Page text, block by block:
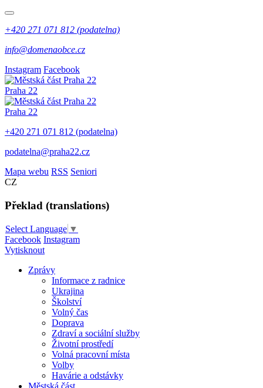
+420 271 071 812 (podatelna)
info@domenaobce.cz
Instagram Facebook
Praha 22
Praha 22
+420 271 071 812 (podatelna)
podatelna@praha22.cz
Mapa webu RSS Seniori
CZ
Překlad (translations)
Select Language ▼
Facebook Instagram
Vytisknout
Zprávy
Informace z radnice
Ukrajina
Školství
Volný čas
Doprava
Zdraví a sociální služby
Životní prostředí
Volná pracovní místa
Volby
Havárie a odstávky
Městská část